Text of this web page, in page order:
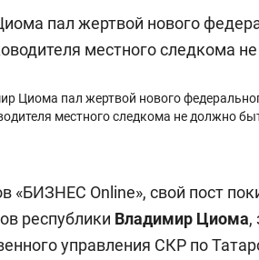
Циома пал жертвой нового
местного следкома не должно
«БИЗНЕС Online», свой пост
республики Владимир Циома,
управления СКР по